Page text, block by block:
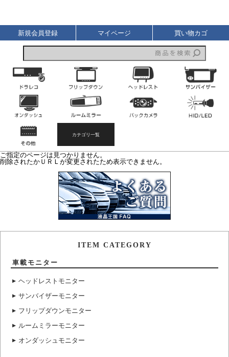
新規会員登録 マイページ 買い物カゴ
フリップダウンモニター ヘッドレストモニター
オンダッシュモニター ルームミラーモニター バックカメラ
カテゴリ一覧
ご指定のページは見つかりません。
削除されたかＵＲＬが変更されたため表示できません。
ITEM CATEGORY
車載モニター
ヘッドレストモニター
サンバイザーモニター
フリップダウンモニター
ルームミラーモニター
オンダッシュモニター